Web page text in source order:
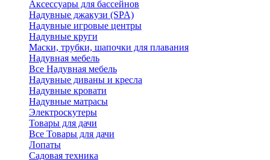
Аксессуары для бассейнов
Надувные джакузи (SPA)
Надувные игровые центры
Надувные круги
Маски, трубки, шапочки для плавания
Надувная мебель
Все Надувная мебель
Надувные диваны и кресла
Надувные кровати
Надувные матрасы
Электроскутеры
Товары для дачи
Все Товары для дачи
Лопаты
Садовая техника